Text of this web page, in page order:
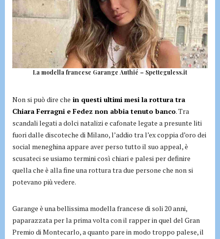
La modella francese Garange Authié – Spetteguless.it
Non si può dire che in questi ultimi mesi la rottura tra
Chiara Ferragni e Fedez non abbia tenuto banco. Tra
scandali legati a dolci natalizi e cafonate legate a presunte liti
fuori dalle discoteche di Milano, l’addio tra l’ex coppia d’oro dei
social meneghina appare aver perso tutto il suo appeal, è
scusateci se usiamo termini così chiari e palesi per definire
quella che è alla fine una rottura tra due persone che non si
potevano più vedere.
Garange è una bellissima modella francese di soli 20 anni,
paparazzata per la prima volta con il rapper in quel del Gran
Premio di Montecarlo, a quanto pare in modo troppo palese, il